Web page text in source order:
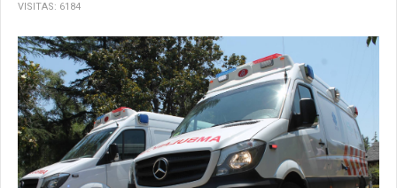
VISITAS: 6184